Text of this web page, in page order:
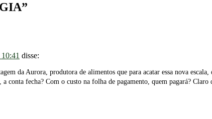
”
disse:
da Aurora, produtora de alimentos que para acatar essa nova
conta fecha? Com o custo na folha de pagamento, quem pagará? Claro